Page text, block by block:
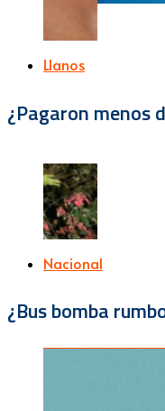
Llanos
¿Pagaron menos
Nacional
¿Bus bomba